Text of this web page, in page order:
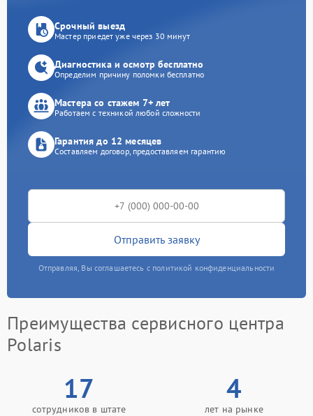
Срочный выезд
Мастер приедет уже через 30 минут
Диагностика и осмотр бесплатно
Определим причину поломки бесплатно
Мастера со стажем 7+ лет
Работаем с техникой любой сложности
Гарантия до 12 месяцев
Составляем договор, предоставляем гарантию
Отправить заявку
Отправляя, Вы соглашаетесь с политикой конфиденциальности
Преимущества сервисного центра
Polaris
17
сотрудников в штате
4
лет на рынке